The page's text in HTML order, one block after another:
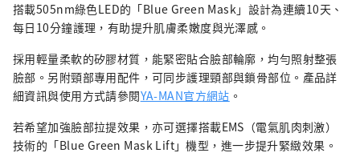
搭載505nm綠色LED的「Blue Green Mask」設計為連續10天、
每日10分鐘護理，有助提升肌膚柔嫩度與光澤感。
採用輕量柔軟的矽膠材質，能緊密貼合臉部輪廓，均勻照射整張
臉部。另附頸部專用配件，可同步護理頸部與鎖骨部位。產品詳
細資訊與使用方式請參閱YA-MAN官方網站 。
若希望加強臉部拉提效果，亦可選擇搭載EMS（電氣肌肉刺激）
技術的「Blue Green Mask Lift」機型，進一步提升緊緻效果。